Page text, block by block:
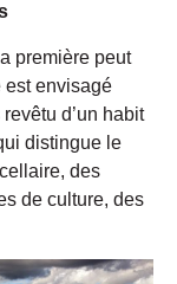
première peut
est envisagé
d’un habit
distingue le
des
de culture, des